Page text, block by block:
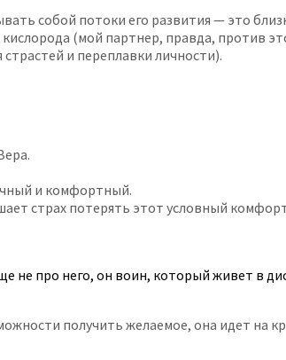
собой потоки его развития — это
(мой партнер, правда, против
и переплавки личности).
и комфортный.
страх потерять этот условный
про него, он воин, который живет в
получить желаемое, она идет на